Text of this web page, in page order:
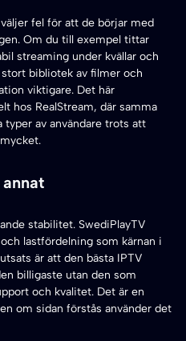
fel för att de börjar med
Om du till exempel tittar
streaming under kvällar och
bibliotek av filmer och
viktigare. Det här
hos RealStream, där samma
typer av användare trots att
stabilitet. SwediPlayTV
lastfördelning som kärnan i
är att den bästa IPTV
billigaste utan den som
och kvalitet. Det är en
om sidan förstås använder det